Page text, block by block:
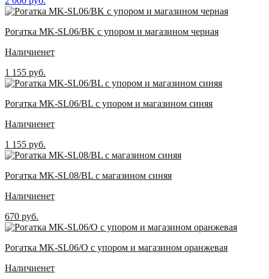
Рогатка MK-SL06/BK с упором и магазином черная
Наличиенет
1 155 руб.
Рогатка MK-SL06/BL с упором и магазином синяя
Наличиенет
1 155 руб.
Рогатка MK-SL08/BL с магазином синяя
Наличиенет
670 руб.
Рогатка MK-SL06/O с упором и магазином оранжевая
Наличиенет